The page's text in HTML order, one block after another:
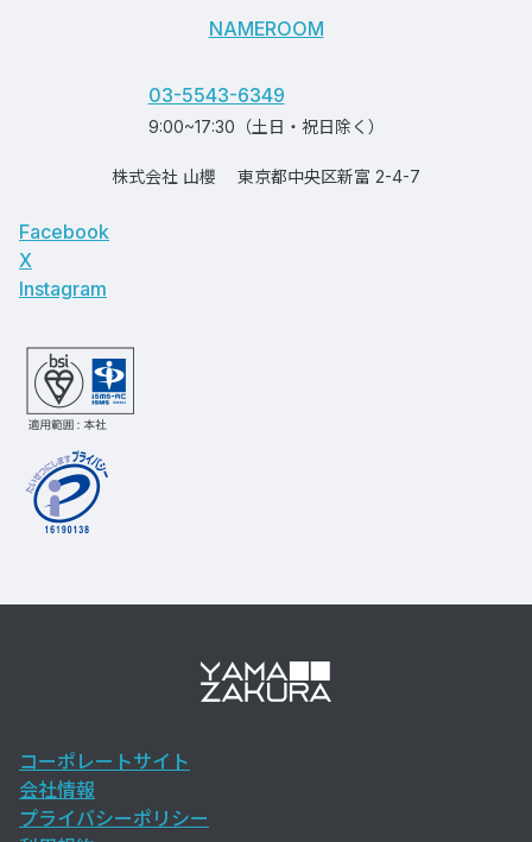
NAMEROOM
03-5543-6349
9:00~17:30（土日・祝日除く）
株式会社 山櫻 東京都中央区新富 2-4-7
Facebook
X
Instagram
コーポレートサイト
会社情報
プライバシーポリシー